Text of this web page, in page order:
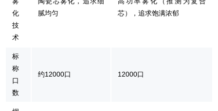
化
技
术
腻均匀
芯），追求饱满浓郁
标
称
口
数
约12000口 12000口